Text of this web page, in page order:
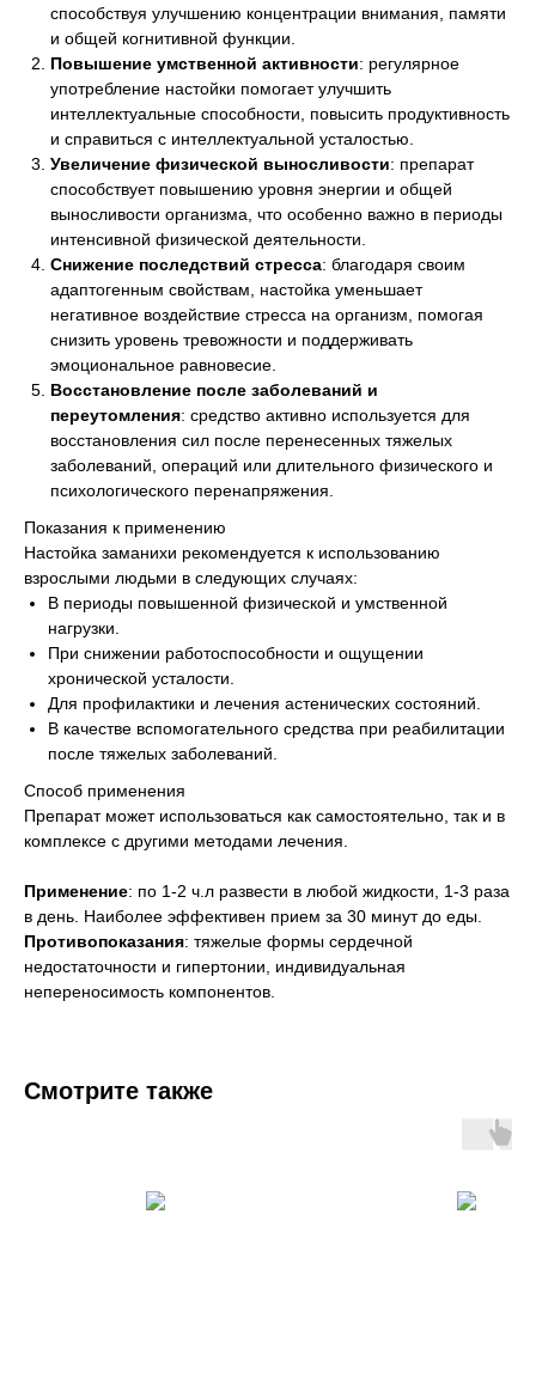
способствуя улучшению концентрации внимания, памяти
и общей когнитивной функции.
Повышение умственной активности: регулярное
употребление настойки помогает улучшить
интеллектуальные способности, повысить продуктивность
и справиться с интеллектуальной усталостью.
Увеличение физической выносливости: препарат
способствует повышению уровня энергии и общей
выносливости организма, что особенно важно в периоды
интенсивной физической деятельности.
Снижение последствий стресса: благодаря своим
адаптогенным свойствам, настойка уменьшает
негативное воздействие стресса на организм, помогая
снизить уровень тревожности и поддерживать
эмоциональное равновесие.
Восстановление после заболеваний и
переутомления: средство активно используется для
восстановления сил после перенесенных тяжелых
заболеваний, операций или длительного физического и
психологического перенапряжения.
Показания к применению
Настойка заманихи рекомендуется к использованию
взрослыми людьми в следующих случаях:
В периоды повышенной физической и умственной
нагрузки.
При снижении работоспособности и ощущении
хронической усталости.
Для профилактики и лечения астенических состояний.
В качестве вспомогательного средства при реабилитации
после тяжелых заболеваний.
Способ применения
Препарат может использоваться как самостоятельно, так и в
комплексе с другими методами лечения.
Применение: по 1-2 ч.л развести в любой жидкости, 1-3 раза
в день. Наиболее эффективен прием за 30 минут до еды.
Противопоказания: тяжелые формы сердечной
недостаточности и гипертонии, индивидуальная
непереносимость компонентов.
Смотрите также